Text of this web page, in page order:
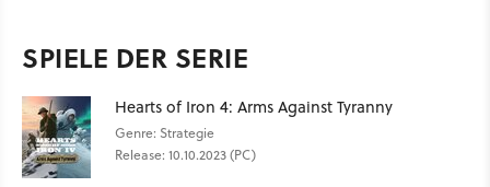
SPIELE DER SERIE
Hearts of Iron 4: Arms Against Tyranny
Genre: Strategie
Release: 10.10.2023 (PC)